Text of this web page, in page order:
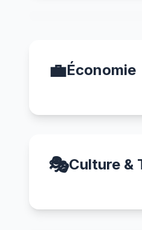
💼Économie
🎭Culture &